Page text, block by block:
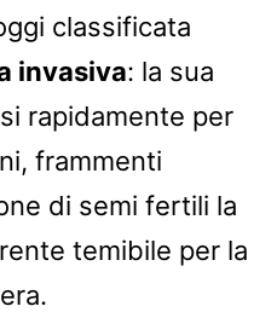
classificata
invasiva: la sua
rapidamente per
frammenti
di semi fertili la
temibile per la